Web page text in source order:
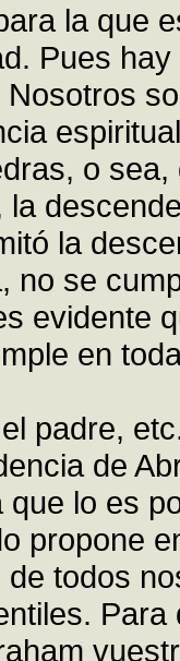
la que
Pues
o
la
no se
evidente
en
padre,
de
lo es
propone
todos